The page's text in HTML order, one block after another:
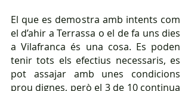
El que es demostra amb intents com
el d’ahir a Terrassa o el de fa uns dies
a Vilafranca és una cosa. Es poden
tenir tots els efectius necessaris, es
pot assajar amb unes condicions
prou dignes, però el 3 de 10 continua